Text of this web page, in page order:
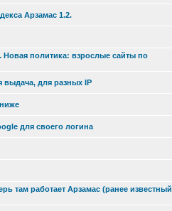
Арзамас 1.2.
политика: взрослые сайты по
выдача, для разных IP
для своего логина
там работает Арзамас (ранее известный